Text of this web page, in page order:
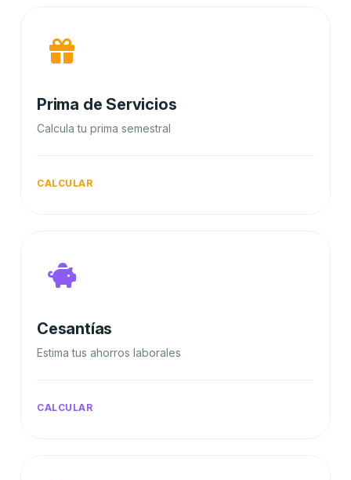
Prima de Servicios
Calcula tu prima semestral
CALCULAR
Cesantías
Estima tus ahorros laborales
CALCULAR